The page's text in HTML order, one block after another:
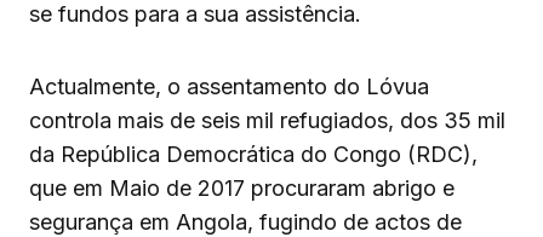
se fundos para a sua assistência.
Actualmente, o assentamento do Lóvua
controla mais de seis mil refugiados, dos 35 mil
da República Democrática do Congo (RDC),
que em Maio de 2017 procuraram abrigo e
segurança em Angola, fugindo de actos de